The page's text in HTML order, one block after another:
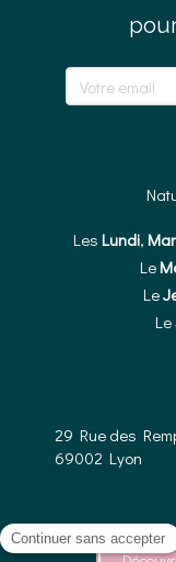
Votre email
Les Lundi,
Le
Le
Le
29 Rue des
69002 Lyon